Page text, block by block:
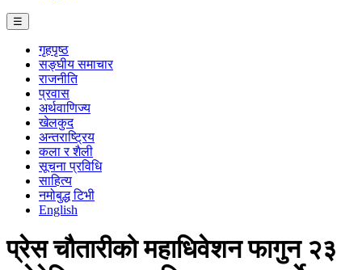
☰
गृहपृष्ठ
सङ्घीय समाचार
राजनीति
प्रवास
अर्थवाणिज्य
खेलकुद
अन्तराष्ट्रिय
कला र शैली
सूचना प्रविधि
साहित्य
नमोबुद्ध टिभी
English
प्रेस चौतारीको महाधिवेशन फागुन २३